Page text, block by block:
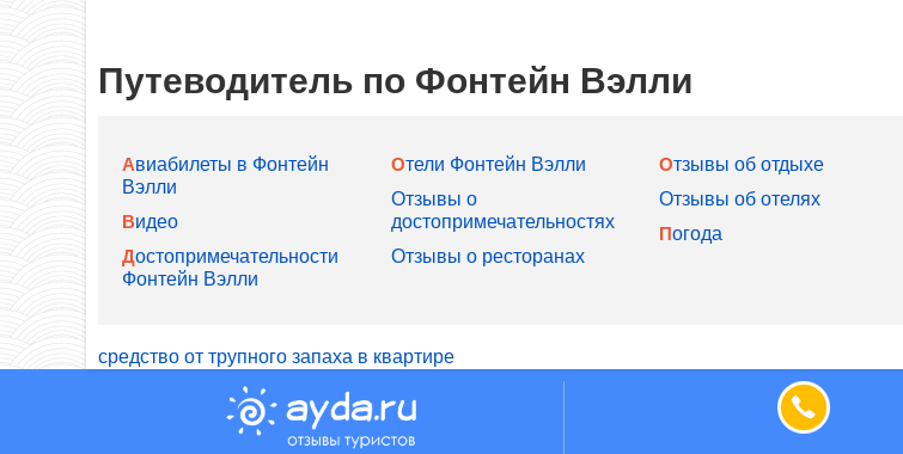
Путеводитель по Фонтейн Вэлли
Авиабилеты в Фонтейн
Вэлли
Видео
Достопримечательности
Фонтейн Вэлли
Отели Фонтейн Вэлли
Отзывы о
достопримечательностях
Отзывы о ресторанах
Отзывы об отдыхе
Отзывы об отелях
Погода
средство от трупного запаха в квартире